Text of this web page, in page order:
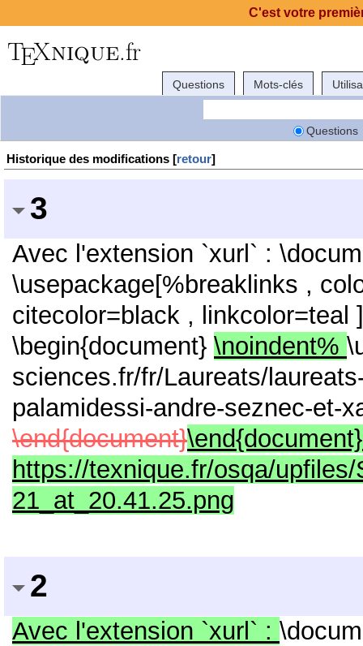
Questions Mots-clés
Questions
Historique des modifications [retour]
3
Avec l'extension `xurl` :
\usepackage[%breaklinks ,
citecolor=black , linkcolor=teal
\begin{document} \noindent%
sciences.fr/fr/Laureats/
palamidessi-andre-seznec-et-
\end{document}
https://texnique.fr/osqa/
21_at_20.41.25.png
2
Avec l'extension `xurl` :
C'est votre